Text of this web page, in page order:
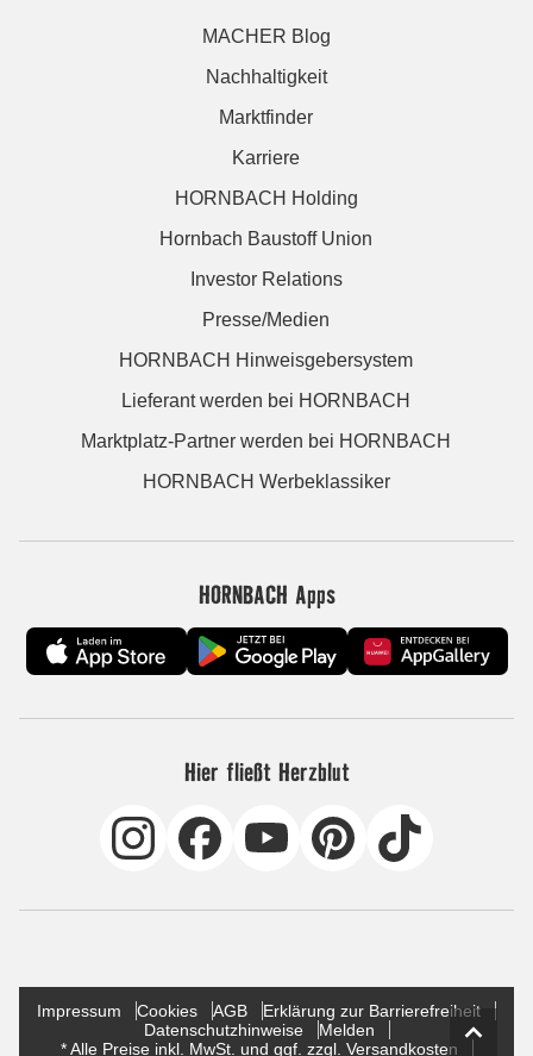
MACHER Blog
Nachhaltigkeit
Marktfinder
Karriere
HORNBACH Holding
Hornbach Baustoff Union
Investor Relations
Presse/Medien
HORNBACH Hinweisgebersystem
Lieferant werden bei HORNBACH
Marktplatz-Partner werden bei HORNBACH
HORNBACH Werbeklassiker
HORNBACH Apps
Hier fließt Herzblut
Impressum Cookies AGB
Erklärung zur Barrierefreiheit
Datenschutzhinweise
Melden
* Alle Preise inkl. MwSt. und ggf. zzgl. Versandkosten